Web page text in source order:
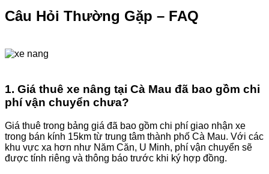
Câu Hỏi Thường Gặp – FAQ
1. Giá thuê xe nâng tại Cà Mau đã bao gồm chi
phí vận chuyển chưa?
Giá thuê trong bảng giá đã bao gồm chi phí giao nhận xe
trong bán kính 15km từ trung tâm thành phố Cà Mau. Với các
khu vực xa hơn như Năm Căn, U Minh, phí vận chuyển sẽ
được tính riêng và thông báo trước khi ký hợp đồng.